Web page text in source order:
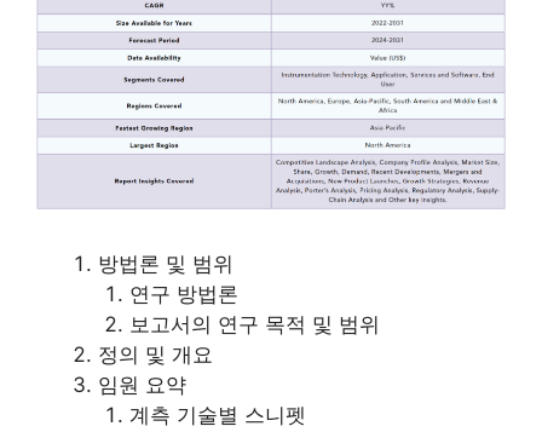
방법론 및 범위
연구 방법론
보고서의 연구 목적 및 범위
정의 및 개요
임원 요약
계측 기술별 스니펫